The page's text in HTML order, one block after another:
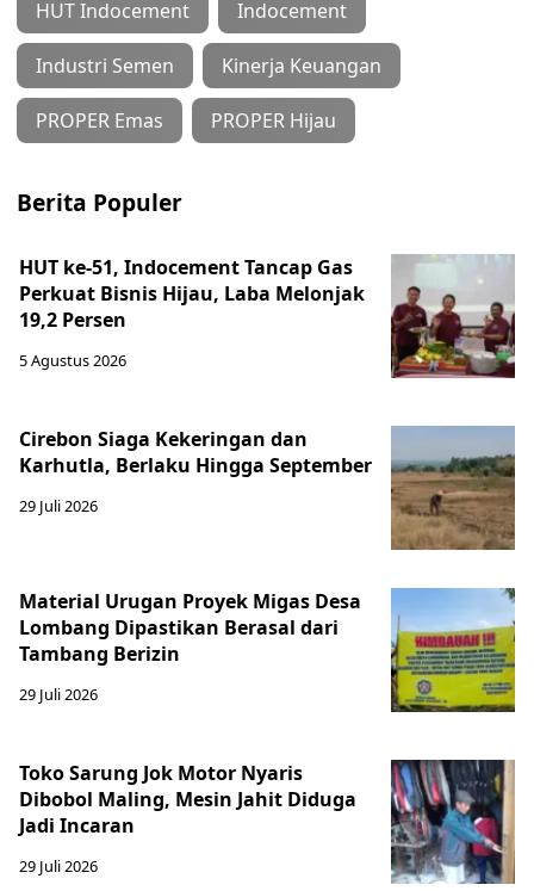
HUT Indocement Indocement
Industri Semen Kinerja Keuangan
PROPER Emas PROPER Hijau
Berita Populer
HUT ke-51, Indocement Tancap Gas
Perkuat Bisnis Hijau, Laba Melonjak
19,2 Persen
5 Agustus 2026
Cirebon Siaga Kekeringan dan
Karhutla, Berlaku Hingga September
29 Juli 2026
Material Urugan Proyek Migas Desa
Lombang Dipastikan Berasal dari
Tambang Berizin
29 Juli 2026
Toko Sarung Jok Motor Nyaris
Dibobol Maling, Mesin Jahit Diduga
Jadi Incaran
29 Juli 2026